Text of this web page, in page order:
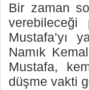
Bir zaman
Mustafa’yı
Namık
Mustafa,
düşme vakti